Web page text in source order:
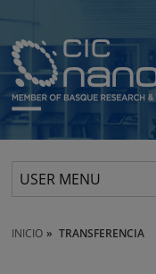
USER MENU
INICIO TRANSFERENCIA